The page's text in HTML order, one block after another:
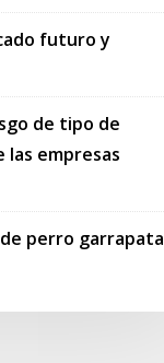
futuro y
de tipo de
las empresas
perro garrapata